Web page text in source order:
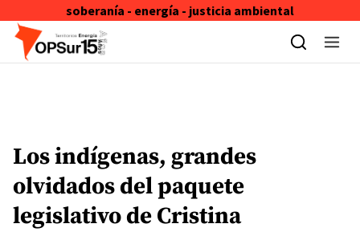
soberanía - energía - justicia ambiental
Skip to content
Los indígenas, grandes
olvidados del paquete
legislativo de Cristina